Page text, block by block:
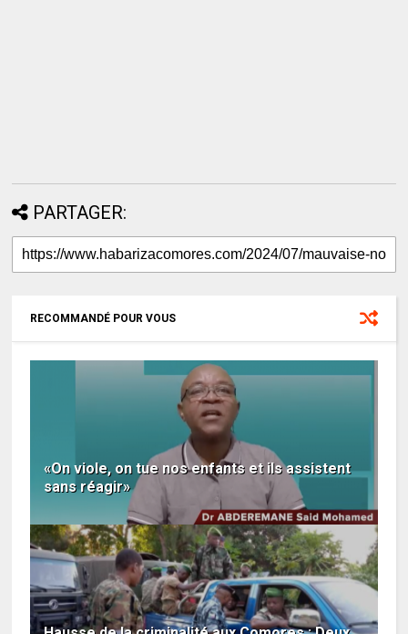
PARTAGER:
RECOMMANDÉ POUR VOUS
«On viole, on tue nos enfants et ils assistent
sans réagir»